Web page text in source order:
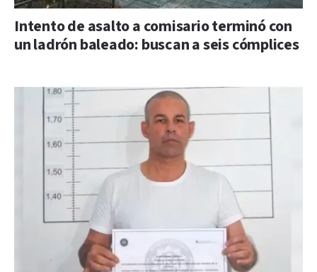
Intento de asalto a comisario terminó con
un ladrón baleado: buscan a seis cómplices